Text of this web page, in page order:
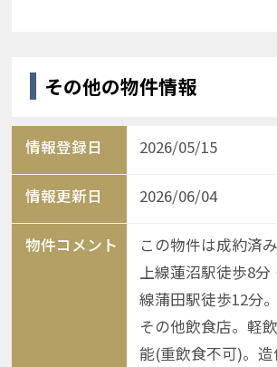
その他の物件情報
情報登録日 2026/05/15
情報更新日 2026/06/04
物件コメント
この物件は成約済
上線蓮沼駅徒歩8分
線蒲田駅徒歩12分
その他飲食店。軽
能(重飲食不可)。